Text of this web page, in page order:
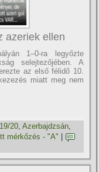
azeriek ellen
1–0-ra legyőzte
selejtezőjében. A
az első félidő 10.
miatt meg nem
20,Azerbajdzsán,
mérkőzés - "A"